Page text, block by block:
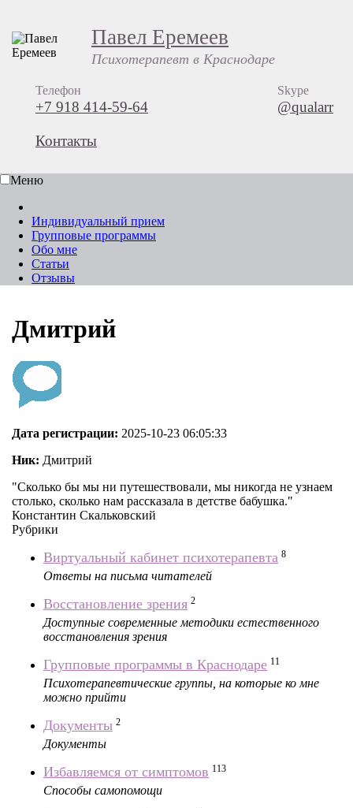
Павел Еремеев
Психотерапевт в Краснодаре
Телефон
+7 918 414-59-64
Skype
@qualarr
Контакты
Меню
Индивидуальный прием
Групповые программы
Обо мне
Статьи
Отзывы
Дмитрий
Дата регистрации: 2025-10-23 06:05:33
Ник: Дмитрий
"Сколько бы мы ни путешествовали, мы никогда не узнаем
столько, сколько нам рассказала в детстве бабушка."
Константин Скальковский
Рубрики
Виртуальный кабинет психотерапевта 8
Ответы на письма читателей
Восстановление зрения 2
Доступные современные методики естественного
восстановления зрения
Групповые программы в Краснодаре 11
Психотерапевтические группы, на которые ко мне
можно прийти
Документы 2
Документы
Избавляемся от симптомов 113
Способы самопомощи